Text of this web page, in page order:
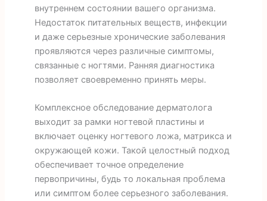
внутреннем состоянии вашего организма.
Недостаток питательных веществ, инфекции
и даже серьезные хронические заболевания
проявляются через различные симптомы,
связанные с ногтями. Ранняя диагностика
позволяет своевременно принять меры.
Комплексное обследование дерматолога
выходит за рамки ногтевой пластины и
включает оценку ногтевого ложа, матрикса и
окружающей кожи. Такой целостный подход
обеспечивает точное определение
первопричины, будь то локальная проблема
или симптом более серьезного заболевания.